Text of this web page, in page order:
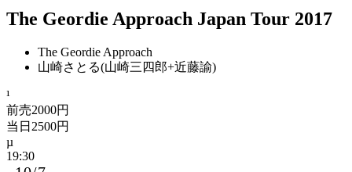
The Geordie Approach Japan Tour 2017
The Geordie Approach
山崎さとる(山崎三四郎+近藤諭)
前売2000円
当日2500円
19:30